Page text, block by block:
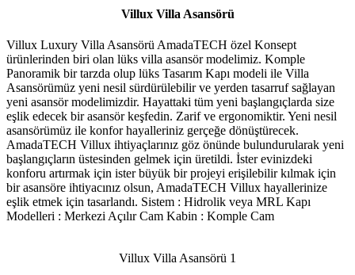
Villux Villa Asansörü
Villux Luxury Villa Asansörü AmadaTECH özel Konsept
ürünlerinden biri olan lüks villa asansör modelimiz. Komple
Panoramik bir tarzda olup lüks Tasarım Kapı modeli ile Villa
Asansörümüz yeni nesil sürdürülebilir ve yerden tasarruf sağlayan
yeni asansör modelimizdir. Hayattaki tüm yeni başlangıçlarda size
eşlik edecek bir asansör keşfedin. Zarif ve ergonomiktir. Yeni nesil
asansörümüz ile konfor hayalleriniz gerçeğe dönüştürecek.
AmadaTECH Villux ihtiyaçlarınız göz önünde bulundurularak yeni
başlangıçların üstesinden gelmek için üretildi. İster evinizdeki
konforu artırmak için ister büyük bir projeyi erişilebilir kılmak için
bir asansöre ihtiyacınız olsun, AmadaTECH Villux hayallerinize
eşlik etmek için tasarlandı. Sistem : Hidrolik veya MRL Kapı
Modelleri : Merkezi Açılır Cam Kabin : Komple Cam
Villux Villa Asansörü 1